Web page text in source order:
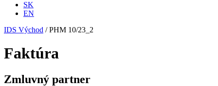
SK
EN
IDS Východ /PHM 10/23_2
Faktúra
Zmluvný partner